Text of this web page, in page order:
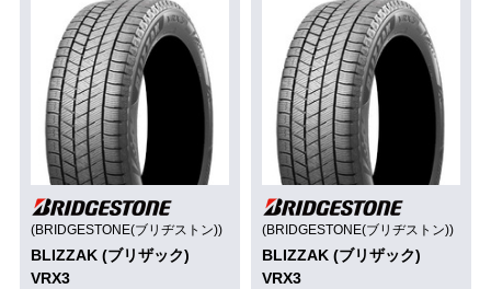
(BRIDGESTONE(ブリヂストン))
BLIZZAK (ブリザック)
VRX3
(BRIDGESTONE(ブリヂストン))
BLIZZAK (ブリザック)
VRX3